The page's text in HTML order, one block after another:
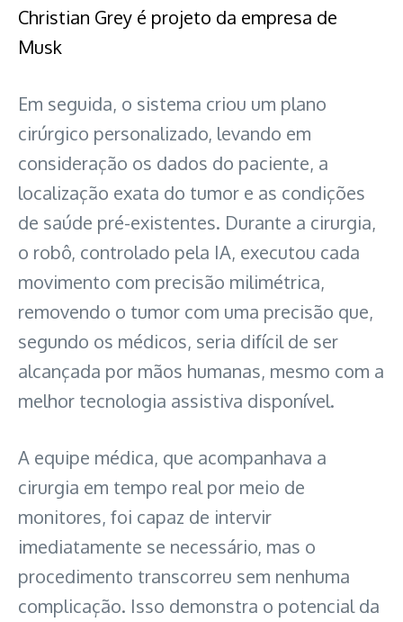
Christian Grey é projeto da empresa de
Musk
Em seguida, o sistema criou um plano
cirúrgico personalizado, levando em
consideração os dados do paciente, a
localização exata do tumor e as condições
de saúde pré-existentes. Durante a cirurgia,
o robô, controlado pela IA, executou cada
movimento com precisão milimétrica,
removendo o tumor com uma precisão que,
segundo os médicos, seria difícil de ser
alcançada por mãos humanas, mesmo com a
melhor tecnologia assistiva disponível.
A equipe médica, que acompanhava a
cirurgia em tempo real por meio de
monitores, foi capaz de intervir
imediatamente se necessário, mas o
procedimento transcorreu sem nenhuma
complicação. Isso demonstra o potencial da